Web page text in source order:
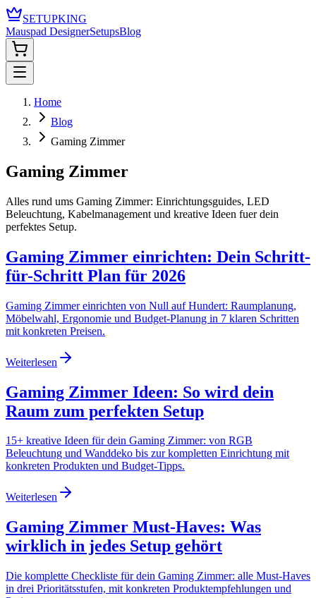
SETUPKING
Mauspad DesignerSetupsBlog
Home
Blog
Gaming Zimmer
Gaming Zimmer
Alles rund ums Gaming Zimmer: Einrichtungsguides, LED
Beleuchtung, Kabelmanagement und kreative Ideen fuer dein
perfektes Setup.
Gaming Zimmer einrichten: Dein Schritt-
für-Schritt Plan für 2026
Gaming Zimmer einrichten von Null auf Hundert: Raumplanung,
Möbelwahl, Ergonomie und Budget-Planung in 7 klaren Schritten
mit konkreten Preisen.
Weiterlesen
Gaming Zimmer Ideen: So wird dein
Raum zum perfekten Setup
15+ kreative Ideen für dein Gaming Zimmer: von RGB
Beleuchtung und Wanddeko bis zur kompletten Einrichtung mit
konkreten Produkten und Budget-Tipps.
Weiterlesen
Gaming Zimmer Must-Haves: Was
wirklich in jedes Setup gehört
Die komplette Checkliste für dein Gaming Zimmer: alle Must-Haves
in drei Prioritätsstufen, mit konkreten Produktempfehlungen und